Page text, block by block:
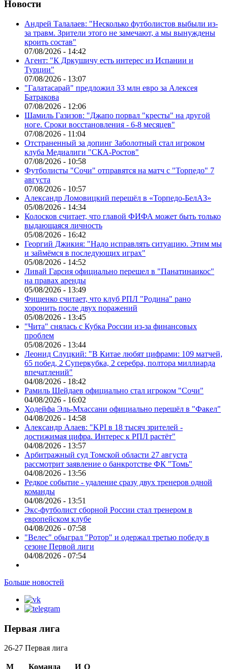
Новости
Андрей Талалаев: "Несколько футболистов выбыли из-
за травм. Зрители этого не замечают, а мы вынуждены
кроить состав"
07/08/2026 - 14:42
Агент: "К Дркушичу есть интерес из Испании и
Турции"
07/08/2026 - 13:07
"Галатасарай" предложил 33 млн евро за Алексея
Батракова
07/08/2026 - 12:06
Шамиль Газизов: "Джапо порвал "кресты" на другой
ноге. Сроки восстановления - 6-8 месяцев"
07/08/2026 - 11:04
Отстраненный за допинг Заболотный стал игроком
клуба Медиалиги "СКА-Ростов"
07/08/2026 - 10:58
Футболисты "Сочи" отправятся на матч с "Торпедо" 7
августа
07/08/2026 - 10:57
Александр Ломовицкий перешёл в «Торпедо-БелАЗ»
05/08/2026 - 14:34
Колосков считает, что главой ФИФА может быть только
выдающаяся личность
05/08/2026 - 16:42
Георгий Джикия: "Надо исправлять ситуацию. Этим мы
и займёмся в последующих играх"
05/08/2026 - 14:52
Ливай Гарсия официально перешел в "Панатинаикос"
на правах аренды
05/08/2026 - 13:49
Фищенко считает, что клуб РПЛ "Родина" рано
хоронить после двух поражений
05/08/2026 - 13:45
"Чита" снялась с Кубка России из-за финансовых
проблем
05/08/2026 - 13:44
Леонид Слуцкий: "В Китае любят цифрами: 109 матчей,
65 побед, 2 Суперкубка, 2 серебра, полтора миллиарда
впечатлений"
04/08/2026 - 18:42
Рамиль Шейдаев официально стал игроком "Сочи"
04/08/2026 - 16:02
Ходейфа Эль-Мхассани официально перешёл в "Факел"
04/08/2026 - 14:58
Александр Алаев: "KPI в 18 тысяч зрителей -
достижимая цифра. Интерес к РПЛ растёт"
04/08/2026 - 13:57
Арбитражный суд Томской области 27 августа
рассмотрит заявление о банкротстве ФК "Томь"
04/08/2026 - 13:56
Редкое событие - удаление сразу двух тренеров одной
команды
04/08/2026 - 13:51
Экс-футболист сборной России стал тренером в
европейском клубе
04/08/2026 - 07:58
"Велес" обыграл "Ротор" и одержал третью победу в
сезоне Первой лиги
04/08/2026 - 07:54
Больше новостей
Первая лига
26-27 Первая лига
М Команда И О